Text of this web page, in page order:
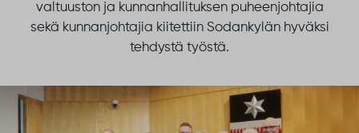
valtuuston ja kunnanhallituksen puheenjohtajia
sekä kunnanjohtajia kiitettiin Sodankylän hyväksi
tehdystä työstä.